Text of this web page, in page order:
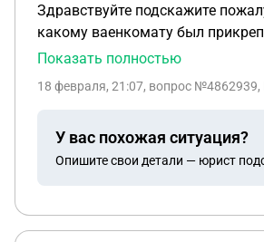
Здравствуйте подскажите
какому ваенкомату был
Показать полностью
18 февраля, 21:07, вопрос №4862939,
У вас похожая ситуация?
Опишите свои детали — юрист